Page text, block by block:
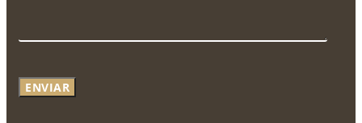
ENVIAR